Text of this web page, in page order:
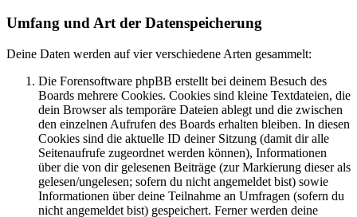
Umfang und Art der Datenspeicherung
Deine Daten werden auf vier verschiedene Arten gesammelt:
Die Forensoftware phpBB erstellt bei deinem Besuch des
Boards mehrere Cookies. Cookies sind kleine Textdateien, die
dein Browser als temporäre Dateien ablegt und die zwischen
den einzelnen Aufrufen des Boards erhalten bleiben. In diesen
Cookies sind die aktuelle ID deiner Sitzung (damit dir alle
Seitenaufrufe zugeordnet werden können), Informationen
über die von dir gelesenen Beiträge (zur Markierung dieser als
gelesen/ungelesen; sofern du nicht angemeldet bist) sowie
Informationen über deine Teilnahme an Umfragen (sofern du
nicht angemeldet bist) gespeichert. Ferner werden deine